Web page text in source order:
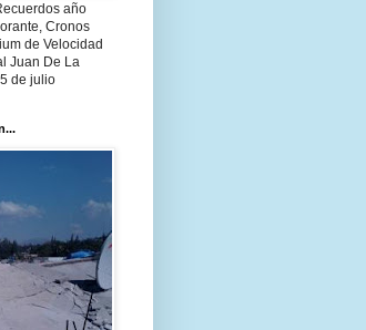
año
Cronos
de Velocidad
Juan De La
de julio